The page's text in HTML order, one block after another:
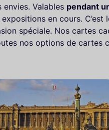
envies. Valables pendant
en cours.
spéciale. Nos cartes
nos options de cartes